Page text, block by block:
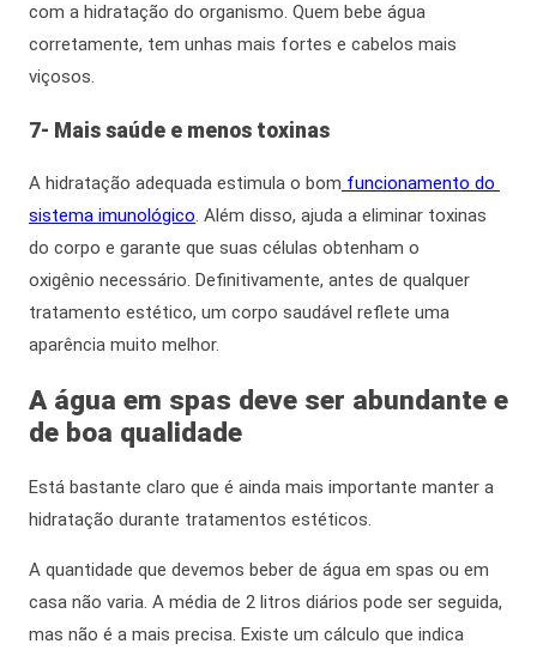
com a hidratação do organismo. Quem bebe água
corretamente, tem unhas mais fortes e cabelos mais
viçosos.
7- Mais saúde e menos toxinas
A hidratação adequada estimula o bom funcionamento do
sistema imunológico. Além disso, ajuda a eliminar toxinas
do corpo e garante que suas células obtenham o
oxigênio necessário. Definitivamente, antes de qualquer
tratamento estético, um corpo saudável reflete uma
aparência muito melhor.
A água em spas deve ser abundante e
de boa qualidade
Está bastante claro que é ainda mais importante manter a
hidratação durante tratamentos estéticos.
A quantidade que devemos beber de água em spas ou em
casa não varia. A média de 2 litros diários pode ser seguida,
mas não é a mais precisa. Existe um cálculo que indica